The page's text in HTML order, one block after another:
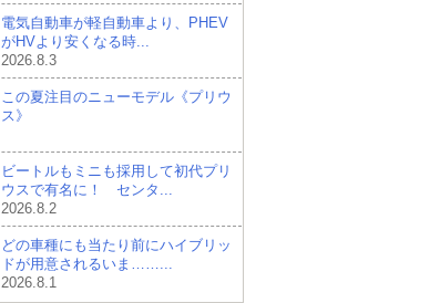
電気自動車が軽自動車より、PHEV
がHVより安くなる時...
2026.8.3
この夏注目のニューモデル《プリウ
ス》
ビートルもミニも採用して初代プリ
ウスで有名に！ センタ...
2026.8.2
どの車種にも当たり前にハイブリッ
ドが用意されるいま……...
2026.8.1